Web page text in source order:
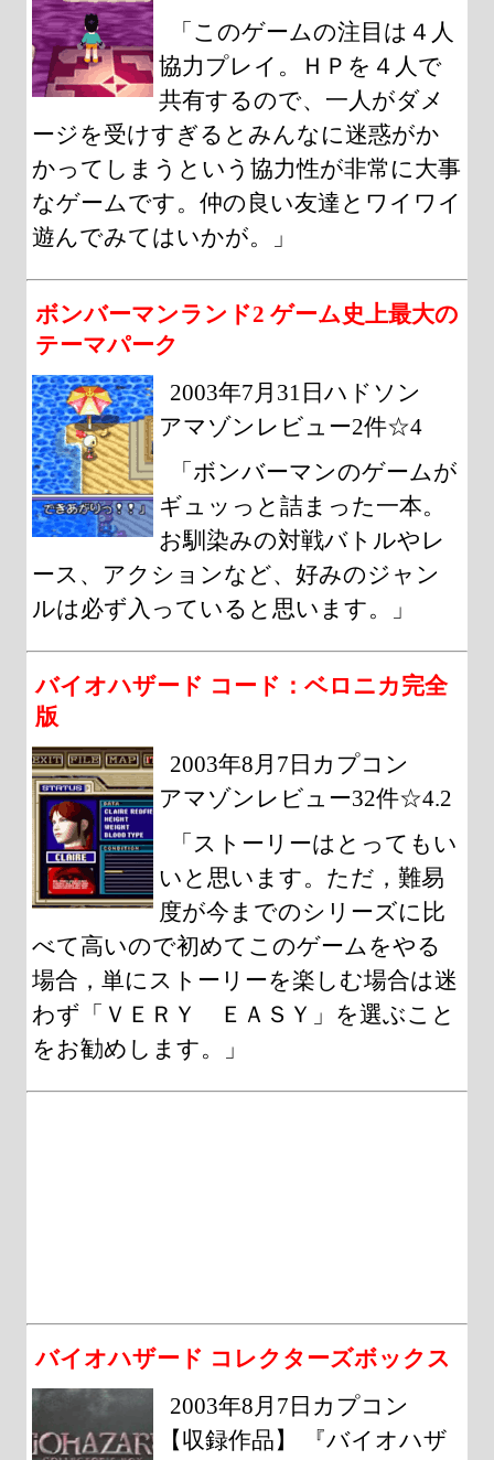
「このゲームの注目は４人
協力プレイ。ＨＰを４人で
共有するので、一人がダメ
ージを受けすぎるとみんなに迷惑がか
かってしまうという協力性が非常に大事
なゲームです。仲の良い友達とワイワイ
遊んでみてはいかが。」
ボンバーマンランド2 ゲーム史上最大の
テーマパーク
2003年7月31日ハドソン
アマゾンレビュー2件☆4
「ボンバーマンのゲームが
ギュッっと詰まった一本。
お馴染みの対戦バトルやレ
ース、アクションなど、好みのジャン
ルは必ず入っていると思います。」
バイオハザード コード：ベロニカ完全
版
2003年8月7日カプコン
アマゾンレビュー32件☆4.2
「ストーリーはとってもい
いと思います。ただ，難易
度が今までのシリーズに比
べて高いので初めてこのゲームをやる
場合，単にストーリーを楽しむ場合は迷
わず「ＶＥＲＹ ＥＡＳＹ」を選ぶこと
をお勧めします。」
バイオハザード コレクターズボックス
2003年8月7日カプコン
【収録作品】 『バイオハザ